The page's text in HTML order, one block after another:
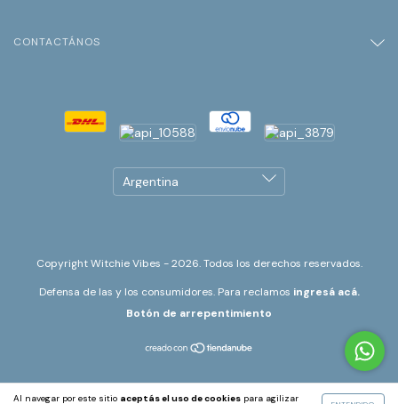
Al navegar por este sitio aceptás el uso de cookies para agilizar
CONTACTÁNOS
Copyright Witchie Vibes - 2026. Todos los derechos reservados.
Defensa de las y los consumidores. Para reclamos ingresá acá.
Botón de arrepentimiento